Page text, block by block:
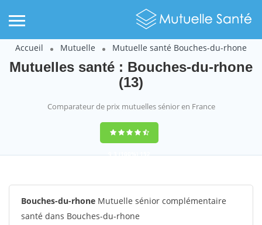
Accueil Mutuelle Mutuelle santé Bouches-du-rhone
Mutuelles santé : Bouches-du-rhone
(13)
Comparateur de prix mutuelles sénior en France
9,3(100%)152
Bouches-du-rhone Mutuelle sénior complémentaire
santé dans Bouches-du-rhone